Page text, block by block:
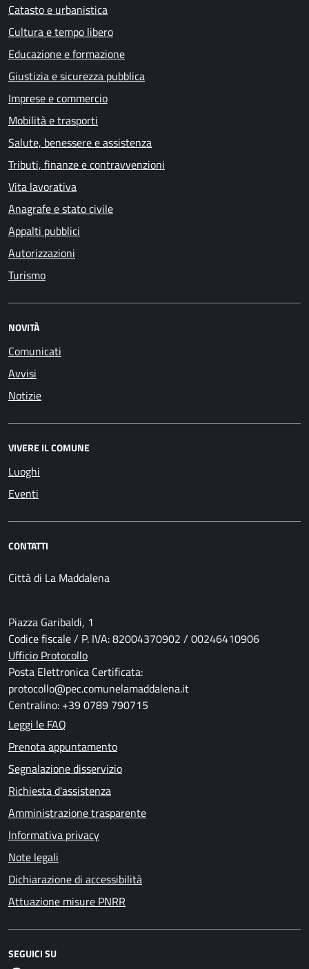
Catasto e urbanistica
Cultura e tempo libero
Educazione e formazione
Giustizia e sicurezza pubblica
Imprese e commercio
Mobilità e trasporti
Salute, benessere e assistenza
Tributi, finanze e contravvenzioni
Vita lavorativa
Anagrafe e stato civile
Appalti pubblici
Autorizzazioni
Turismo
NOVITÀ
Comunicati
Avvisi
Notizie
VIVERE IL COMUNE
Luoghi
Eventi
CONTATTI
Città di La Maddalena
Piazza Garibaldi, 1
Codice fiscale / P. IVA: 82004370902 / 00246410906
Ufficio Protocollo
Posta Elettronica Certificata:
protocollo@pec.comunelamaddalena.it
Centralino: +39 0789 790715
Leggi le FAQ
Prenota appuntamento
Segnalazione disservizio
Richiesta d'assistenza
Amministrazione trasparente
Informativa privacy
Note legali
Dichiarazione di accessibilità
Attuazione misure PNRR
SEGUICI SU